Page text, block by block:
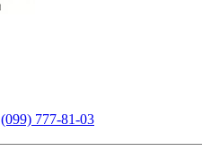
(099) 777-81-03